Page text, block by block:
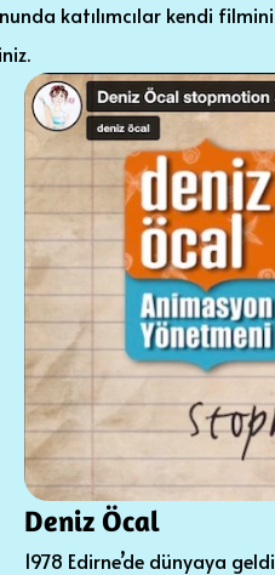
katılımcılar kendi
Deniz Öcal
1978 Edirne’de dünyaya